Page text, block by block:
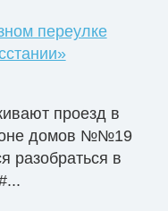
переулке
проезд в
домов №№19
разобраться в